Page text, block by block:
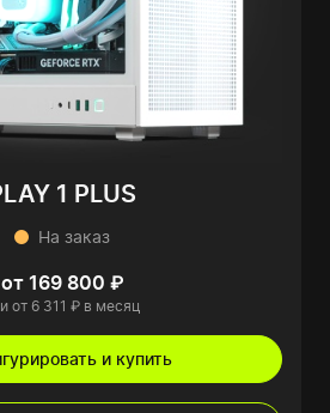
1 PLUS
На заказ
от 169 800 ₽
от 6 311 ₽ в месяц
и купить